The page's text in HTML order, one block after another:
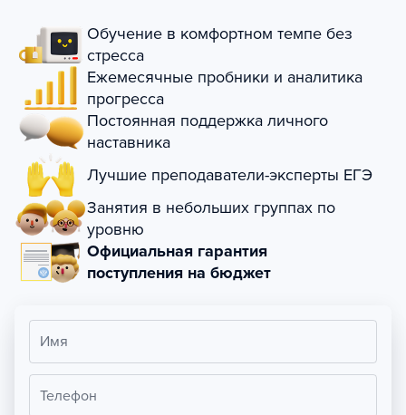
Обучение в комфортном темпе без
стресса
Ежемесячные пробники и аналитика
прогресса
Постоянная поддержка личного
наставника
Лучшие преподаватели-эксперты ЕГЭ
Занятия в небольших группах по
уровню
Официальная гарантия
поступления на бюджет
Имя
Телефон